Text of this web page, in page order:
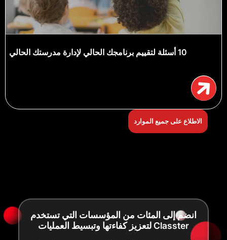
10 أسئلة لتقييم برنامجك الحالي لإدارة مدرستك الحالي
الاطلاع على جميع الموارد
انضم إلى المئات من المؤسسات التي تستخدم
Classter لتعزيز كفاءتها وتبسيط العمليات